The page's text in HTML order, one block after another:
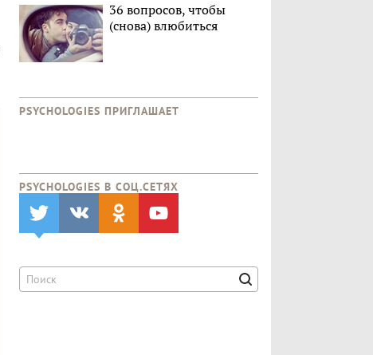
36 вопросов, чтобы
(снова) влюбиться
PSYCHOLOGIES ПРИГЛАШАЕТ
PSYCHOLOGIES В CОЦ.СЕТЯХ